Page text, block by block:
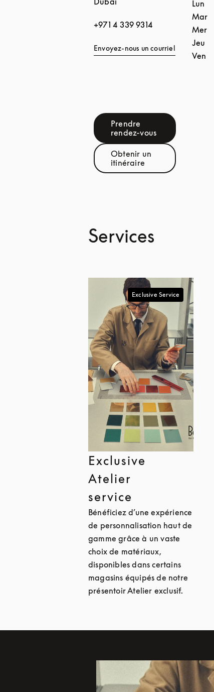
+971 4 339 9314
Envoyez-nous un courriel
Prendre
rendez-vousLink Opens in New
Obtenir un
itinéraireLink Opens in New
Lun
Mar
Mer
Jeu
Ven
Services
Exclusive Service
Exclusive
Atelier
service
Bénéficiez d’une expérience
de personnalisation haut de
gamme grâce à un vaste
choix de matériaux,
disponibles dans certains
magasins équipés de notre
présentoir Atelier exclusif.
Image de l’événement